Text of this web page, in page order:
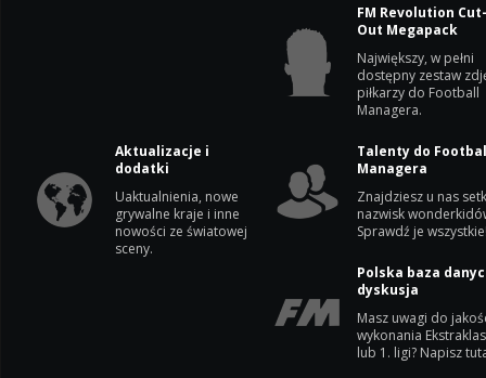
FM Revolution
Out Megapack
Największy, w pełni
dostępny zestaw
piłkarzy do Football
Managera.
Aktualizacje i
dodatki
Uaktualnienia, nowe
grywalne kraje i inne
nowości ze światowej
sceny.
Talenty do
Managera
Znajdziesz u nas
nazwisk
Sprawdź je
Polska baza
dyskusja
Masz uwagi do
wykonania
lub 1. ligi? Napisz